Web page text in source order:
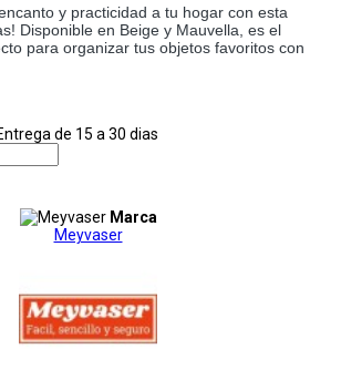
y practicidad a tu hogar con esta
Disponible en Beige y Mauvella, es el
para organizar tus objetos favoritos con
de 15 a 30 dias
Marca
Meyvaser